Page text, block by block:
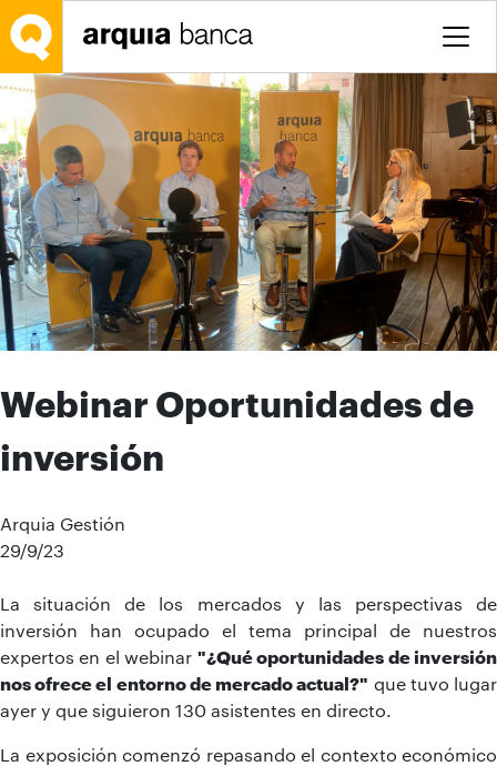
Saltar al contenido principal
Webinar Oportunidades de
inversión
Arquia Gestión
29/9/23
La situación de los mercados y las perspectivas de
inversión han ocupado el tema principal de nuestros
expertos en el webinar "¿Qué oportunidades de inversión
nos ofrece el entorno de mercado actual?" que tuvo lugar
ayer y que siguieron 130 asistentes en directo.
La exposición comenzó repasando el contexto económico